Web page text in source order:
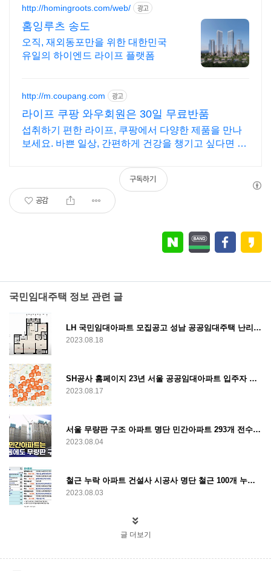
http://homingroots.com/web/ 광고
홈잉루츠 송도
오직, 재외동포만을 위한 대한민국
유일의 하이엔드 라이프 플랫폼
http://m.coupang.com 광고
라이프 쿠팡 와우회원은 30일 무료반품
섭취하기 편한 라이프, 쿠팡에서 다양한 제품을 만나
보세요. 바쁜 일상, 간편하게 건강을 챙기고 싶다면 로
공감
구독하기
국민임대주택 정보 관련 글
LH 국민임대아파트 모집공고 성남 공공임대주택 난리 났네요.
2023.08.18
SH공사 홈페이지 23년 서울 공공임대아파트 입주자 모집 공고 대박
2023.08.17
서울 무량판 구조 아파트 명단 민간아파트 293개 전수 조사
2023.08.04
철근 누락 아파트 건설사 시공사 명단 철근 100개 누락 건설사 (삭제 예정)
2023.08.03
글 더보기